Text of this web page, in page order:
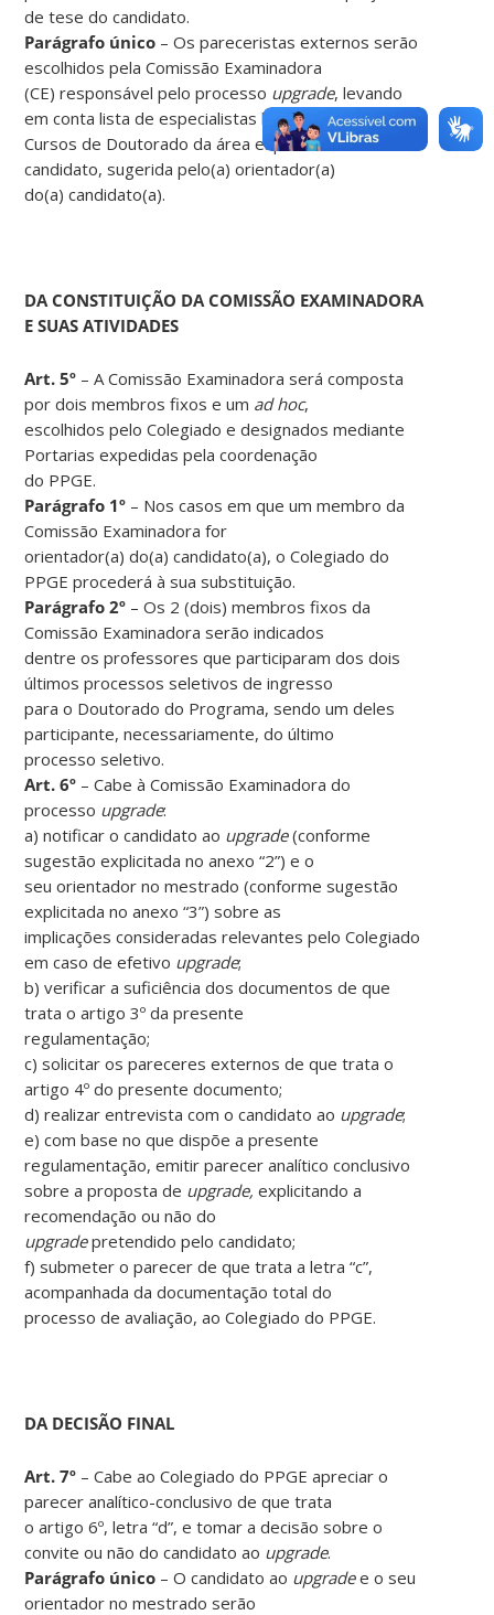
de tese do candidato.
Parágrafo único – Os pareceristas externos serão
escolhidos pela Comissão Examinadora
(CE) responsável pelo processo upgrade, levando
em conta lista de especialistas ligados a
Cursos de Doutorado da área específica do
candidato, sugerida pelo(a) orientador(a)
do(a) candidato(a).
DA CONSTITUIÇÃO DA COMISSÃO EXAMINADORA
E SUAS ATIVIDADES
Art. 5º – A Comissão Examinadora será composta
por dois membros fixos e um ad hoc,
escolhidos pelo Colegiado e designados mediante
Portarias expedidas pela coordenação
do PPGE.
Parágrafo 1º – Nos casos em que um membro da
Comissão Examinadora for
orientador(a) do(a) candidato(a), o Colegiado do
PPGE procederá à sua substituição.
Parágrafo 2º – Os 2 (dois) membros fixos da
Comissão Examinadora serão indicados
dentre os professores que participaram dos dois
últimos processos seletivos de ingresso
para o Doutorado do Programa, sendo um deles
participante, necessariamente, do último
processo seletivo.
Art. 6º – Cabe à Comissão Examinadora do
processo upgrade:
a) notificar o candidato ao upgrade(conforme
sugestão explicitada no anexo “2”) e o
seu orientador no mestrado (conforme sugestão
explicitada no anexo “3”) sobre as
implicações consideradas relevantes pelo Colegiado
em caso de efetivo upgrade;
b) verificar a suficiência dos documentos de que
trata o artigo 3º da presente
regulamentação;
c) solicitar os pareceres externos de que trata o
artigo 4º do presente documento;
d) realizar entrevista com o candidato ao upgrade;
e) com base no que dispõe a presente
regulamentação, emitir parecer analítico conclusivo
sobre a proposta de upgrade,explicitando a
recomendação ou não do
upgradepretendido pelo candidato;
f) submeter o parecer de que trata a letra “c”,
acompanhada da documentação total do
processo de avaliação, ao Colegiado do PPGE.
DA DECISÃO FINAL
Art. 7º – Cabe ao Colegiado do PPGE apreciar o
parecer analítico-conclusivo de que trata
o artigo 6º, letra “d”, e tomar a decisão sobre o
convite ou não do candidato ao upgrade.
Parágrafo único – O candidato ao upgradee o seu
orientador no mestrado serão